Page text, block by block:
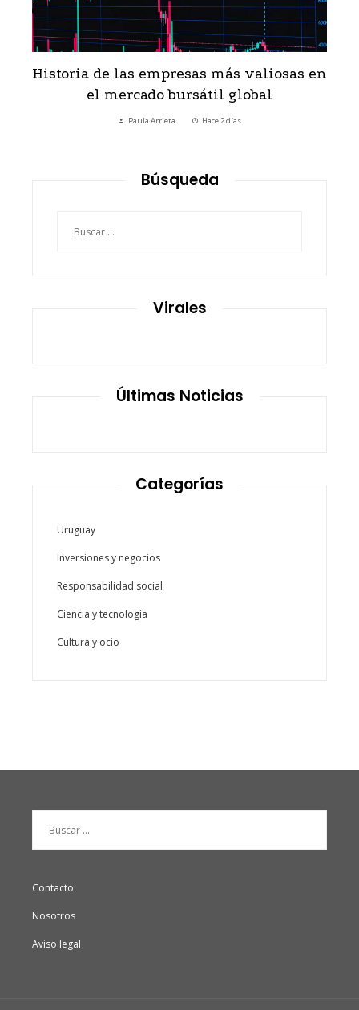
Historia de las empresas más valiosas en
el mercado bursátil global
Paula Arrieta Hace 2 días
Búsqueda
Virales
Últimas Noticias
Categorías
Uruguay
Inversiones y negocios
Responsabilidad social
Ciencia y tecnología
Cultura y ocio
Contacto
Nosotros
Aviso legal